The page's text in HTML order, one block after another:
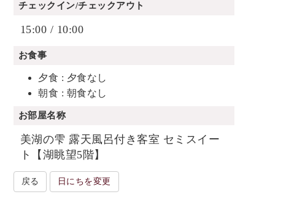
チェックイン/チェックアウト
15:00 / 10:00
お食事
夕食 : 夕食なし
朝食 : 朝食なし
お部屋名称
美湖の雫 露天風呂付き客室 セミスイー
ト【湖眺望5階】
戻る 日にちを変更